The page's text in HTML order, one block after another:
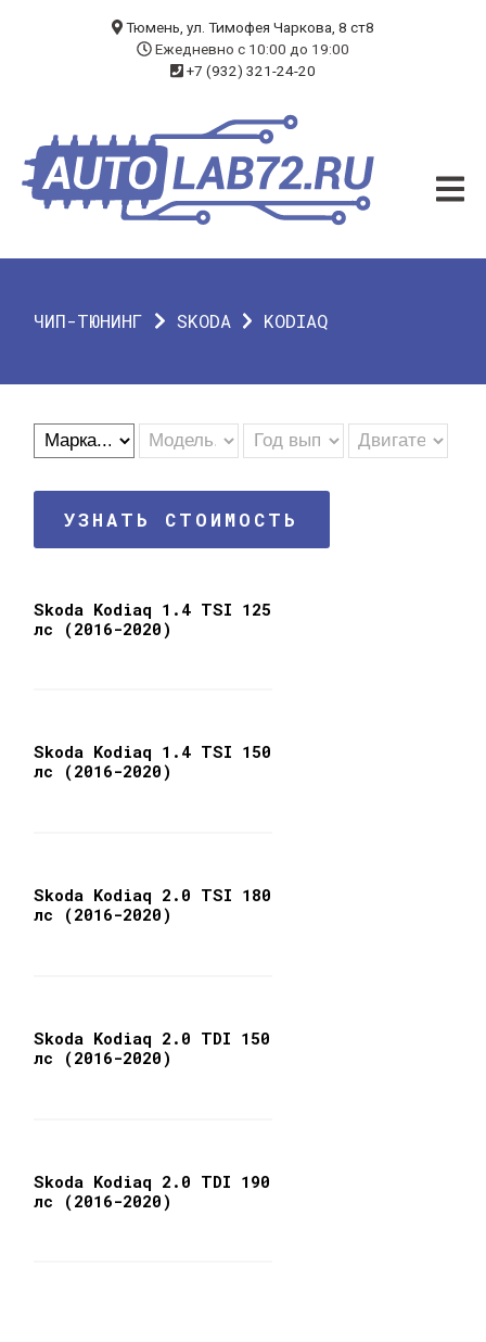
ЧИП-ТЮНИНГ
ДИАГНОСТИКА
ГАРАНТИЯ
Тюмень, ул. Тимофея Чаркова, 8 ст8
Ежедневно с 10:00 до 19:00
+7 (932) 321-24-20
ЧИП-ТЮНИНГ SKODA KODIAQ
УЗНАТЬ СТОИМОСТЬ
Skoda Kodiaq 1.4 TSI 125
лс (2016-2020)
Skoda Kodiaq 1.4 TSI 150
лс (2016-2020)
Skoda Kodiaq 2.0 TSI 180
лс (2016-2020)
Skoda Kodiaq 2.0 TDI 150
лс (2016-2020)
Skoda Kodiaq 2.0 TDI 190
лс (2016-2020)